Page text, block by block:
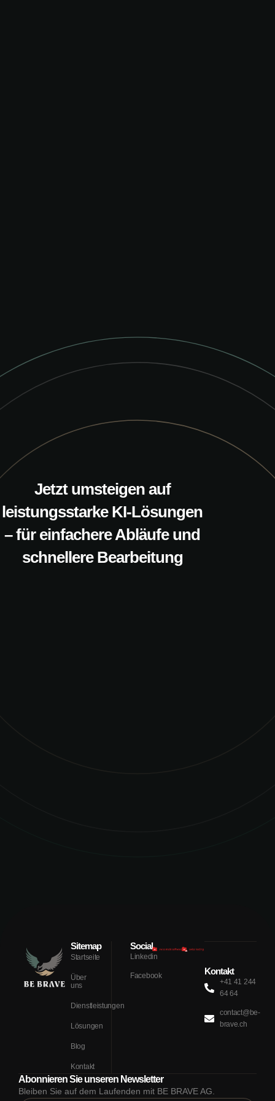
Jetzt umsteigen auf
leistungsstarke KI-Lösungen
– für einfachere Abläufe und
schnellere Bearbeitung
Sitemap
Startseite
Über
uns
Dienstleistungen
Lösungen
Blog
Kontakt
Social
Linkedin
Facebook Kontakt
+41 41 244
64 64
contact@be-
brave.ch
Abonnieren Sie unseren Newsletter
Bleiben Sie auf dem Laufenden mit BE BRAVE AG.